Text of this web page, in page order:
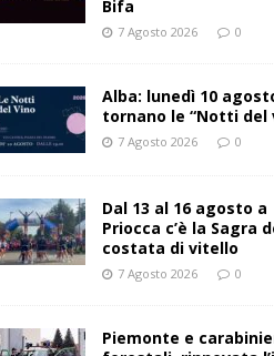
Bifa
7 Agosto 2026 0
Alba: lunedì 10
tornano le “Notti del
7 Agosto 2026 0
Dal 13 al 16 agosto a
Priocca c’è la Sagra
costata di vitello
7 Agosto 2026 0
Piemonte e